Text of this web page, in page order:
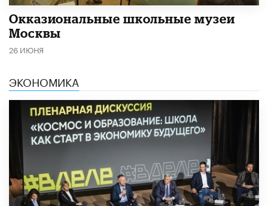
​Окказиональные школьные музеи
Москвы
26 ИЮНЯ
ЭКОНОМИКА